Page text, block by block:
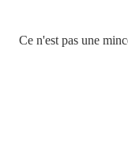
Ce n'est pas une